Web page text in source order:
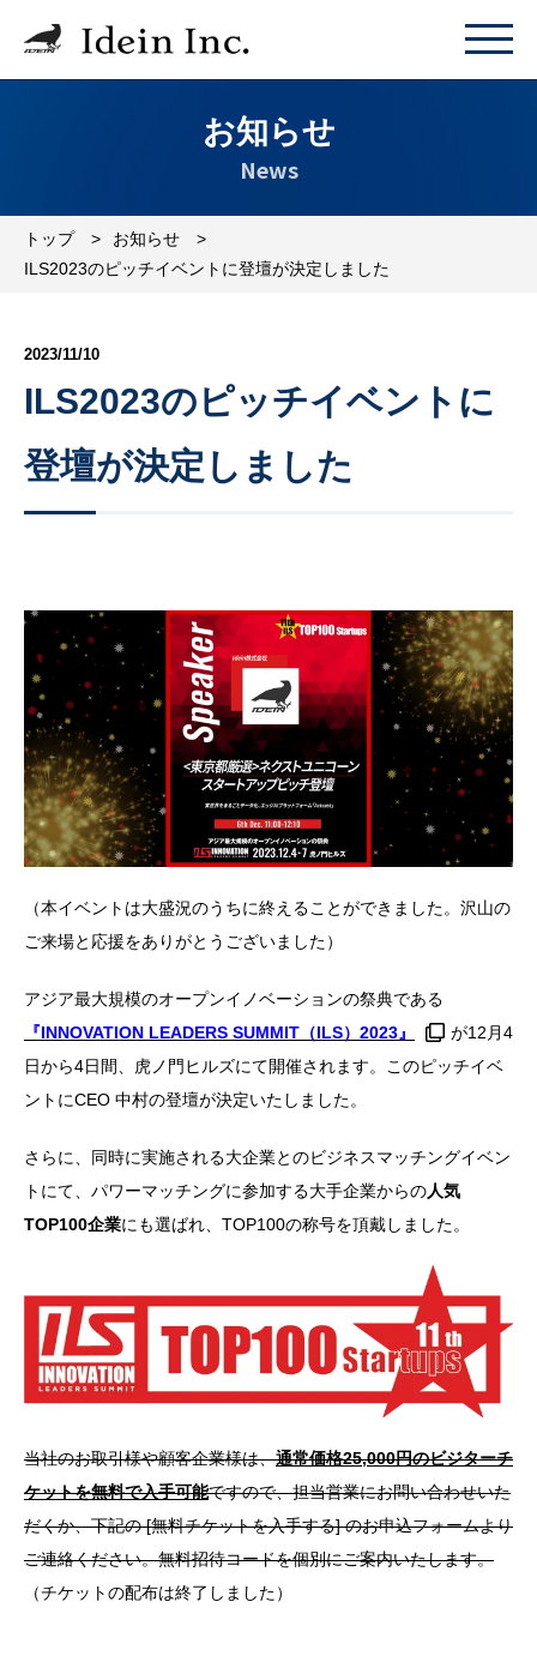
お知らせ
News
トップ
お知らせ
ILS2023のピッチイベントに登壇が決定しました
2023/11/10
ILS2023のピッチイベントに
登壇が決定しました
（本イベントは大盛況のうちに終えることができました。沢山の
ご来場と応援をありがとうございました）
アジア最大規模のオープンイノベーションの祭典である
『INNOVATION LEADERS SUMMIT（ILS）2023』
が12月4
日から4日間、虎ノ門ヒルズにて開催されます。このピッチイベ
ントにCEO 中村の登壇が決定いたしました。
さらに、同時に実施される大企業とのビジネスマッチングイベン
トにて、パワーマッチングに参加する大手企業からの人気
TOP100企業にも選ばれ、TOP100の称号を頂戴しました。
当社のお取引様や顧客企業様は、通常価格25,000円のビジターチ
ケットを無料で入手可能ですので、担当営業にお問い合わせいた
だくか、下記の [無料チケットを入手する] のお申込フォームより
ご連絡ください。無料招待コードを個別にご案内いたします。
（チケットの配布は終了しました）